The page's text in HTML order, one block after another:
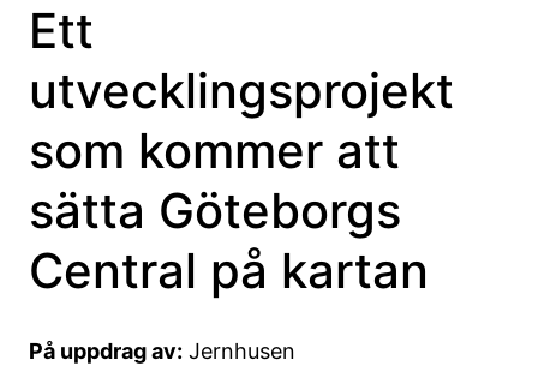
Ett
utvecklingsprojekt
som kommer att
sätta Göteborgs
Central på kartan
På uppdrag av: Jernhusen